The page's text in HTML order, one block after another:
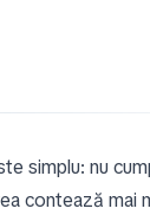
simplu: nu
contează